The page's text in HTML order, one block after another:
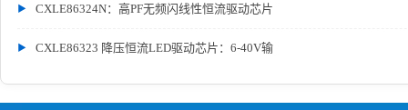
CXLE86324N：高PF无频闪线性恒流驱动芯片
CXLE86323 降压恒流LED驱动芯片：6-40V输